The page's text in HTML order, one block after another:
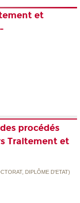
et
procédés
Traitement et
DIPLÔME D'ETAT)